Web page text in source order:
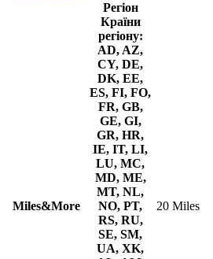
Miles&More
Регіон
Країни
регіону:
AD, AZ,
CY, DE,
DK, EE,
ES, FI, FO,
FR, GB,
GE, GI,
GR, HR,
IE, IT, LI,
LU, MC,
MD, ME,
MT, NL,
NO, PT,
RS, RU,
SE, SM,
UA, XK,
20 Miles